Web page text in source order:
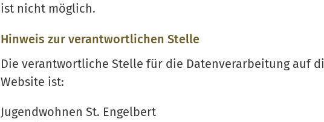
ist nicht möglich.
Hinweis zur verantwortlichen Stelle
Die verantwortliche Stelle für die Datenverarbeitung auf
Website ist:
Jugendwohnen St. Engelbert